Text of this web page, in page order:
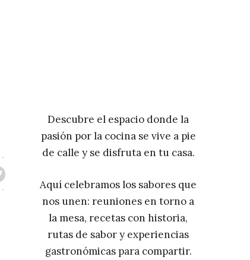
Descubre el espacio donde la
pasión por la cocina se vive a pie
de calle y se disfruta en tu casa.
Aquí celebramos los sabores que
nos unen: reuniones en torno a
la mesa, recetas con historia,
rutas de sabor y experiencias
gastronómicas para compartir.